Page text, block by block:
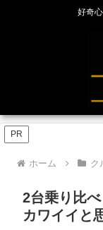
好奇
PR
ホーム ク
2台乗り比
カワイイと